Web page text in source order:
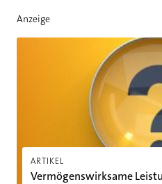
Anzeige
ARTIKEL
Vermögenswirksame
Vermögenswirksame